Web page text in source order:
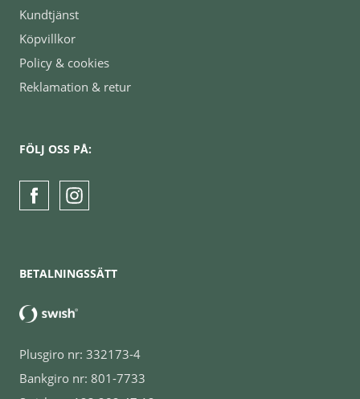
Kundtjänst
Köpvillkor
Policy & cookies
Reklamation & retur
FÖLJ OSS PÅ:
BETALNINGSSÄTT
Plusgiro nr: 332173-4
Bankgiro nr: 801-7733